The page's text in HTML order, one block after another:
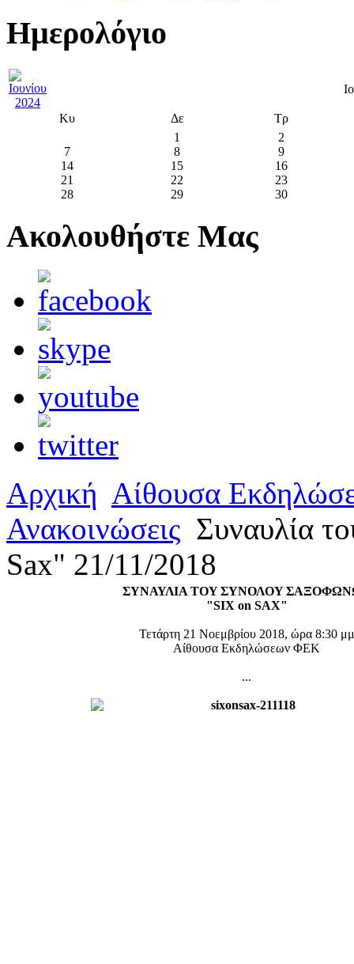
Ημερολόγιο
Κυ Δε
Τρ
1
2
7
8
9
14
15
16
21
22
23
28
29 30
Ακολουθήστε Μας
Αρχική Αίθουσα
Ανακοινώσεις Συναυλία
Sax" 21/11/2018
ΣΥΝΑΥΛΙΑ ΤOY ΣΥΝΟΛOY
"SIX on SAX"
Τετάρτη 21 Νοεμβρίου 2018, ώρα 8:30 μμ
Αίθουσα Εκδηλώσεων ΦΕΚ
...